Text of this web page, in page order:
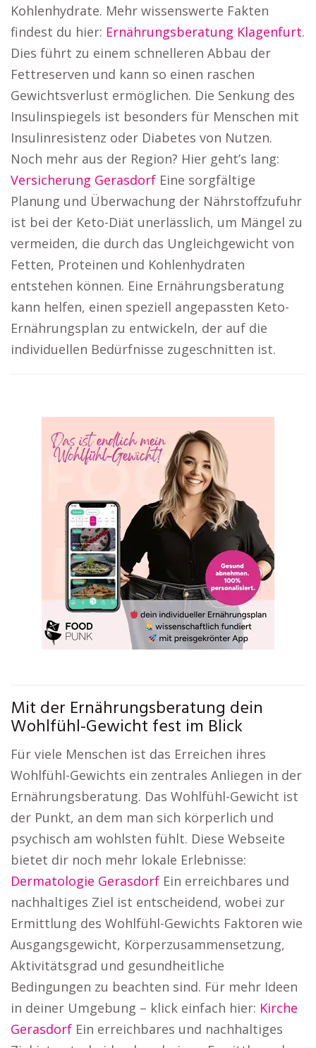
Kohlenhydrate. Mehr wissenswerte Fakten
findest du hier: Ernährungsberatung Klagenfurt.
Dies führt zu einem schnelleren Abbau der
Fettreserven und kann so einen raschen
Gewichtsverlust ermöglichen. Die Senkung des
Insulinspiegels ist besonders für Menschen mit
Insulinresistenz oder Diabetes von Nutzen.
Noch mehr aus der Region? Hier geht’s lang:
Versicherung Gerasdorf Eine sorgfältige
Planung und Überwachung der Nährstoffzufuhr
ist bei der Keto-Diät unerlässlich, um Mängel zu
vermeiden, die durch das Ungleichgewicht von
Fetten, Proteinen und Kohlenhydraten
entstehen können. Eine Ernährungsberatung
kann helfen, einen speziell angepassten Keto-
Ernährungsplan zu entwickeln, der auf die
individuellen Bedürfnisse zugeschnitten ist.
Mit der Ernährungsberatung dein
Wohlfühl-Gewicht fest im Blick
Für viele Menschen ist das Erreichen ihres
Wohlfühl-Gewichts ein zentrales Anliegen in der
Ernährungsberatung. Das Wohlfühl-Gewicht ist
der Punkt, an dem man sich körperlich und
psychisch am wohlsten fühlt. Diese Webseite
bietet dir noch mehr lokale Erlebnisse:
Dermatologie Gerasdorf Ein erreichbares und
nachhaltiges Ziel ist entscheidend, wobei zur
Ermittlung des Wohlfühl-Gewichts Faktoren wie
Ausgangsgewicht, Körperzusammensetzung,
Aktivitätsgrad und gesundheitliche
Bedingungen zu beachten sind. Für mehr Ideen
in deiner Umgebung – klick einfach hier: Kirche
Gerasdorf Ein erreichbares und nachhaltiges